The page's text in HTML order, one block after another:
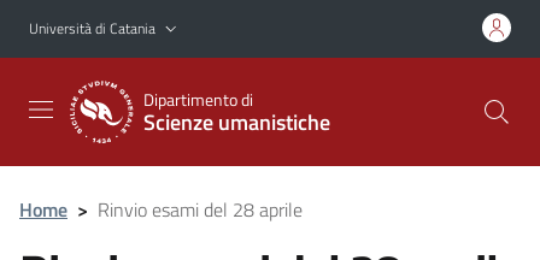
Vai al contenuto principale
Vai al menu di navigazione
Università di Catania
Dipartimento di
Scienze umanistiche
Home > Rinvio esami del 28 aprile